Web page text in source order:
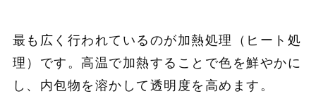
最も広く行われているのが加熱処理（ヒート処
理）です。高温で加熱することで色を鮮やかに
し、内包物を溶かして透明度を高めます。